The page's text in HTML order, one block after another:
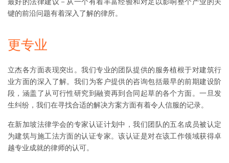
键的前沿问题有着深入了解的律所。
更专业
立杰各方面表现突出。我们专业的团队提供的服务植根于对建筑行
业方面的深入了解。我们为客户提供的咨询包括最早的前期建设阶
段，涵盖了从可行性研究到融资再到合同起草的各个方面。一旦发
生纠纷，我们在寻找合适的解决方案方面有着令人信服的记录。
在新加坡法律学会的专家认证计划中，我们团队的五名成员被认定
为建筑与施工法方面的认证专家。该认证是对在该工作领域获得卓
越专业成就的律师的认可。